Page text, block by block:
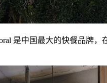
是中国最大的快餐品牌，